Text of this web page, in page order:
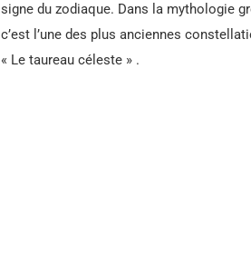
signe du zodiaque. Dans la mythologie
c’est l’une des plus anciennes
« Le taureau céleste » .